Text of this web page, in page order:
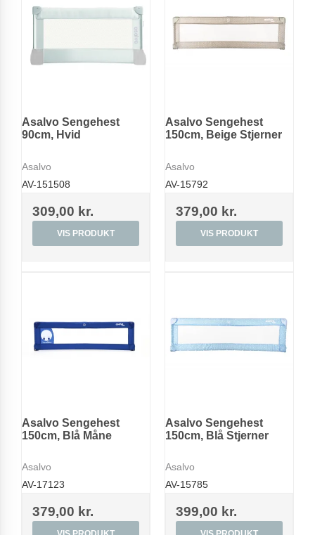
Asalvo Sengehest
90cm, Hvid
Asalvo
AV-151508
309,00 kr.
VIS PRODUKT
Asalvo Sengehest
150cm, Beige Stjerner
Asalvo
AV-15792
379,00 kr.
VIS PRODUKT
Asalvo Sengehest
150cm, Blå Måne
Asalvo
AV-17123
379,00 kr.
Asalvo Sengehest
150cm, Blå Stjerner
Asalvo
AV-15785
399,00 kr.